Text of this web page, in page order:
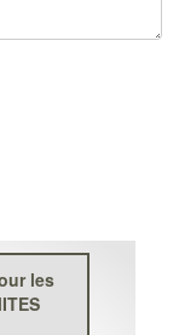
les